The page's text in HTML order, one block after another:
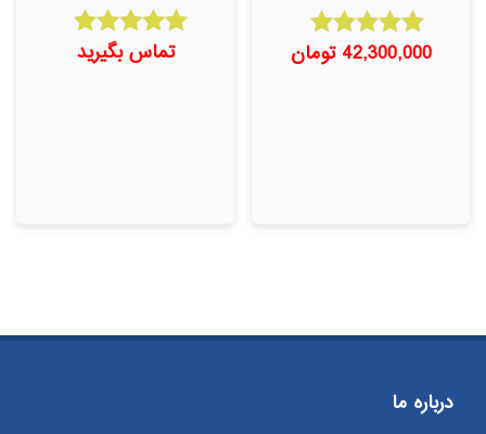
امتیاز
5.00
42,300,000 تومان
امتیاز
5.00
تماس بگیرید
درباره ما